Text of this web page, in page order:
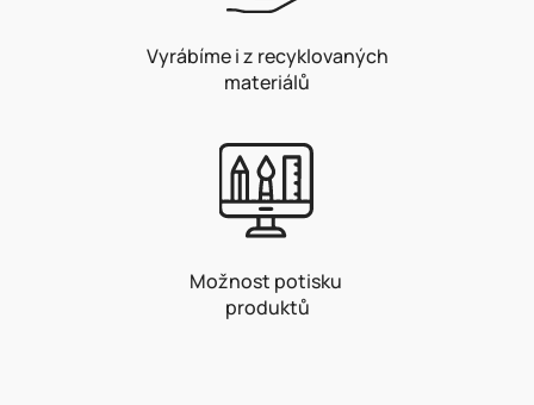
Vyrábíme i z recyklovaných
materiálů
Možnost potisku
produktů